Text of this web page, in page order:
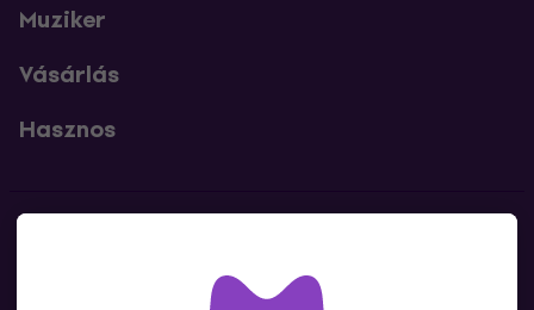
Muziker
Vásárlás
Hasznos
Lépj kapcsolatba velünk